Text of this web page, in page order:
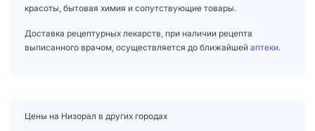
красоты, бытовая химия и сопутствующие товары.
Доставка рецептурных лекарств, при наличии рецепта
выписанного врачом, осуществляется до ближайшей аптеки.
Цены на Низорал в других городах